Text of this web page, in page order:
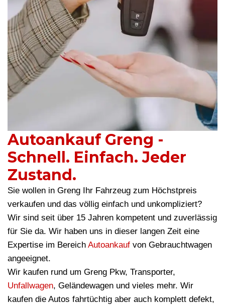
Autoankauf Greng -
Schnell. Einfach. Jeder
Zustand.
Sie wollen in Greng Ihr Fahrzeug zum Höchstpreis
verkaufen und das völlig einfach und unkompliziert?
Wir sind seit über 15 Jahren kompetent und zuverlässig
für Sie da. Wir haben uns in dieser langen Zeit eine
Expertise im Bereich Autoankauf von Gebrauchtwagen
angeeignet.
Wir kaufen rund um Greng Pkw, Transporter,
Unfallwagen, Geländewagen und vieles mehr. Wir
kaufen die Autos fahrtüchtig aber auch komplett defekt,